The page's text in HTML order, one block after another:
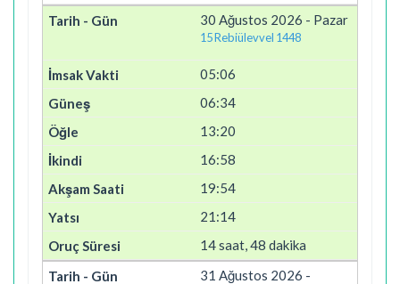
30 Ağustos 2026 - Pazar
15 Rebiülevvel 1448
05:06
06:34
13:20
16:58
19:54
21:14
14 saat, 48 dakika
31 Ağustos 2026 -